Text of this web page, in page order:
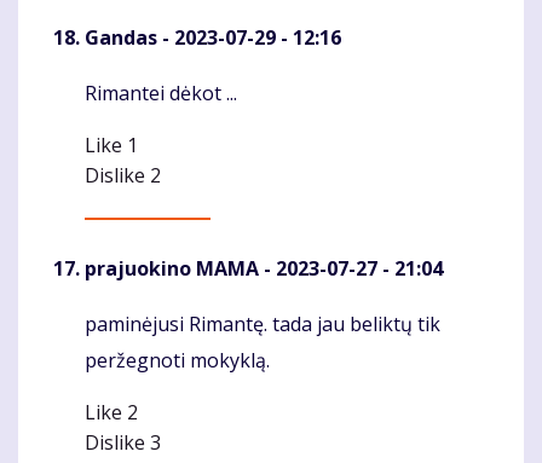
Gandas - 2023-07-29 - 12:16
Komentaras
Rimantei dėkot ...
Like 1
Dislike 2
prajuokino MAMA - 2023-07-27 - 21:04
Komentaras
paminėjusi Rimantę. tada jau beliktų tik
peržegnoti mokyklą.
Like 2
Dislike 3